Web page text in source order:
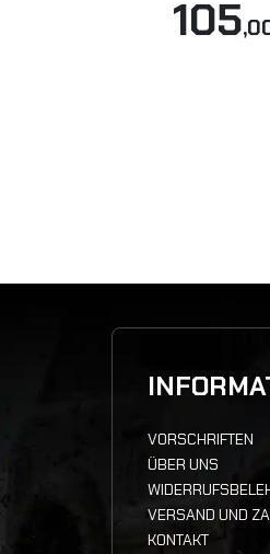
105
VORSCHRIFTEN
ÜBER UNS
VERSAND UND
KONTAKT